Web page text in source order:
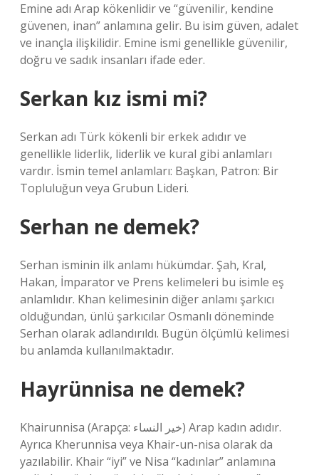
Emine adı Arap kökenlidir ve “güvenilir, kendine
güvenen, inan” anlamına gelir. Bu isim güven, adalet
ve inançla ilişkilidir. Emine ismi genellikle güvenilir,
doğru ve sadık insanları ifade eder.
Serkan kız ismi mi?
Serkan adı Türk kökenli bir erkek adıdır ve
genellikle liderlik, liderlik ve kural gibi anlamları
vardır. İsmin temel anlamları: Başkan, Patron: Bir
Topluluğun veya Grubun Lideri.
Serhan ne demek?
Serhan isminin ilk anlamı hükümdar. Şah, Kral,
Hakan, İmparator ve Prens kelimeleri bu isimle eş
anlamlıdır. Khan kelimesinin diğer anlamı şarkıcı
olduğundan, ünlü şarkıcılar Osmanlı döneminde
Serhan olarak adlandırıldı. Bugün ölçümlü kelimesi
bu anlamda kullanılmaktadır.
Hayrünnisa ne demek?
Khairunnisa (Arapça: خير النساء) Arap kadın adıdır.
Ayrıca Kherunnisa veya Khair-un-nisa olarak da
yazılabilir. Khair “iyi” ve Nisa “kadınlar” anlamına